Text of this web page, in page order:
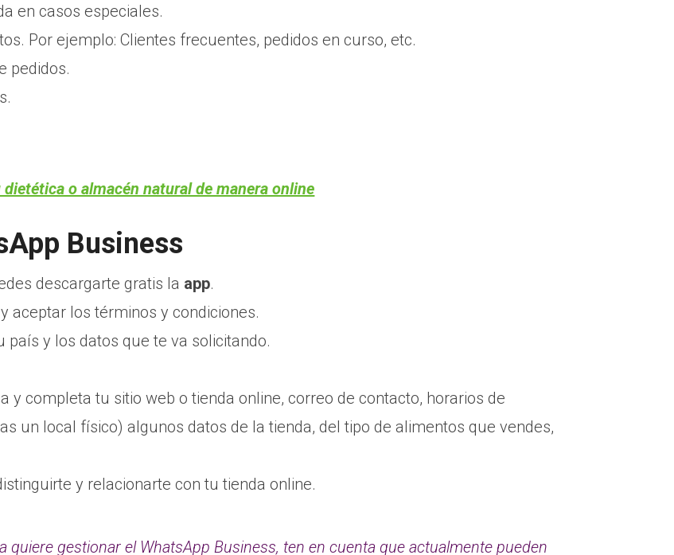
en casos especiales.
Por ejemplo: Clientes frecuentes, pedidos en curso, etc.
pedidos.
o almacén natural de manera online
Business
descargarte gratis la app.
aceptar los términos y condiciones.
país y los datos que te va solicitando.
y completa tu sitio web o tienda online, correo de contacto, horarios de
un local físico) algunos datos de la tienda, del tipo de alimentos que vendes,
y relacionarte con tu tienda online.
quiere gestionar el WhatsApp Business, ten en cuenta que actualmente pueden